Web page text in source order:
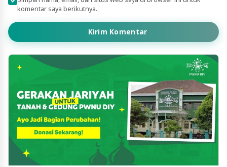
komentar saya berikutnya.
Kirim Komentar